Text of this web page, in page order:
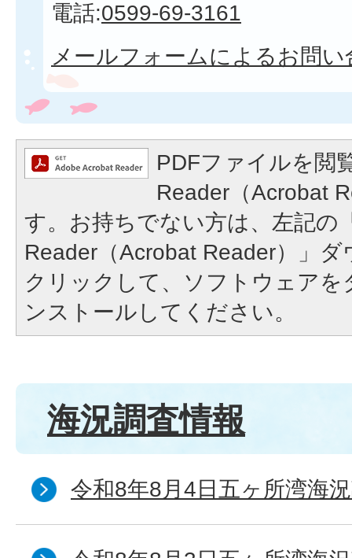
電話:0599-69-3161
メールフォームによるお問い
PDFファイルを閲
Reader（Acrobat
す。お持ちでない方は、左記の
Reader（Acrobat Reader）」
クリックして、ソフトウェア
ンストールしてください。
海況調査情報
令和8年8月4日五ヶ所湾海